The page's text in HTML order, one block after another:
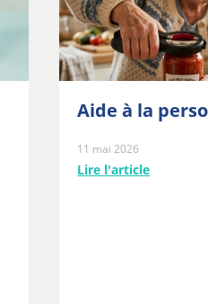
Aide à la
11 mai 2026
Lire l'article